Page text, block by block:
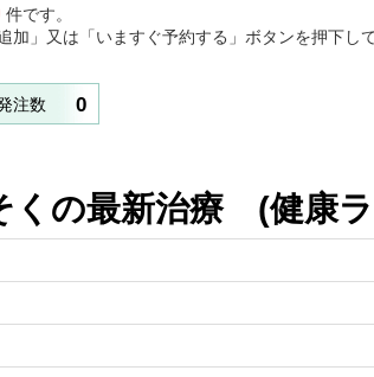
件です。
」又は「いますぐ予約する」ボタンを押下して
注数 0
くの最新治療 (健康